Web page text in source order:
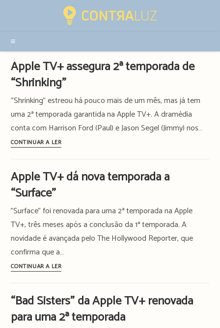
sidebar
Apple TV+ assegura 2ª temporada de
“Shrinking”
“Shrinking” estreou há pouco mais de um mês, mas já tem
uma 2ª temporada garantida na Apple TV+. A dramédia
conta com Harrison Ford (Paul) e Jason Segel (Jimmy) nos…
CONTINUAR A LERApple
2ª
“Shrinking”
Apple TV+ dá nova temporada a
“Surface”
"Surface" foi renovada para uma 2ª temporada na Apple
TV+, três meses após a conclusão da 1ª temporada. A
novidade é avançada pelo The Hollywood Reporter, que
confirma que a…
CONTINUAR A LERApple
nova
temporada
“Bad Sisters” da Apple TV+ renovada
para uma 2ª temporada